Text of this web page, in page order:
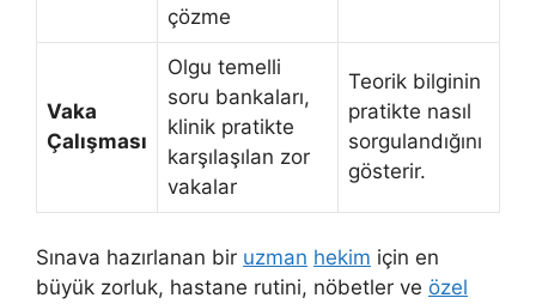
çözme
Vaka
Çalışması
Olgu temelli
soru bankaları,
klinik pratikte
karşılaşılan zor
vakalar
Teorik bilginin
pratikte nasıl
sorgulandığını
gösterir.
Sınava hazırlanan bir uzman hekim için en
büyük zorluk, hastane rutini, nöbetler ve özel